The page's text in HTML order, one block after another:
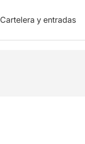
Cartelera y entradas